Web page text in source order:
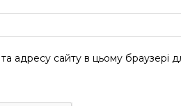
адресу сайту в цьому браузері